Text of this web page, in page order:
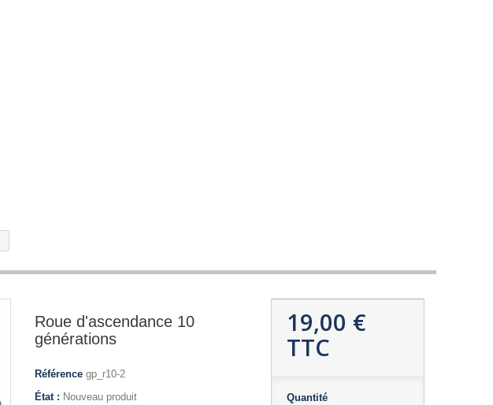
Roue d'ascendance 10
générations
Référence gp_r10-2
État : Nouveau produit
19,00 €
TTC
Quantité